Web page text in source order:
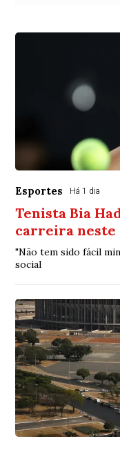
Esportes Há 1 dia
Tenista Bia
carreira neste
"Não tem sido fácil
social